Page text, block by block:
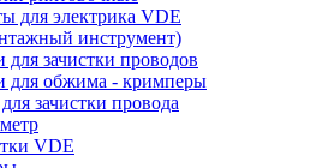
для электрика VDE
инструмент)
зачистки проводов
для обжима - кримперы
зачистки провода
VDE